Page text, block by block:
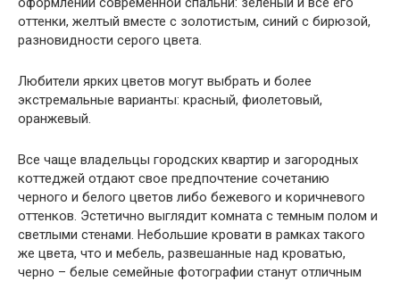
оттенки, желтый вместе с золотистым, синий с бирюзой,
разновидности серого цвета.
Любители ярких цветов могут выбрать и более
экстремальные варианты: красный, фиолетовый,
оранжевый.
Все чаще владельцы городских квартир и загородных
коттеджей отдают свое предпочтение сочетанию
черного и белого цветов либо бежевого и коричневого
оттенков. Эстетично выглядит комната с темным полом и
светлыми стенами. Небольшие кровати в рамках такого
же цвета, что и мебель, развешанные над кроватью,
черно – белые семейные фотографии станут отличным